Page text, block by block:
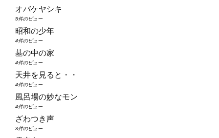
オバケヤシキ
5件のビュー
昭和の少年
4件のビュー
墓の中の家
4件のビュー
天井を見ると・・
4件のビュー
風呂場の妙なモン
4件のビュー
ざわつき声
3件のビュー